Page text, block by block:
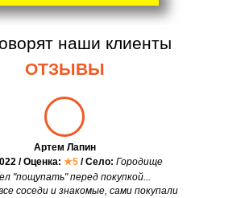
наши клиенты
ОТЗЫВЫ
"пощупать" перед покупкой...
соседи и знакомые, сами покупали
Артем Лапин
/ Оценка: ★5 / Село: Городище